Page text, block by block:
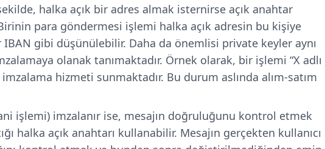
halka açık bir adres almak isternirse açık anahtar
para göndermesi işlemi halka açık adresin bu kişiye
gibi düşünülebilir. Daha da önemlisi private keyler aynı
olanak tanımaktadır. Örnek olarak, bir işlemi “X adlı
hizmeti sunmaktadır. Bu durum aslında alım-satım
işlemi) imzalanır ise, mesajın doğruluğunu kontrol etmek
halka açık anahtarı kullanabilir. Mesajın gerçekten kullanıcı